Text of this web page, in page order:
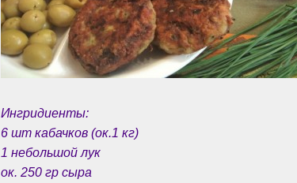
Ингридиенты:
6 шт кабачков (ок.1 кг)
1 небольшой лук
ок. 250 гр сыра